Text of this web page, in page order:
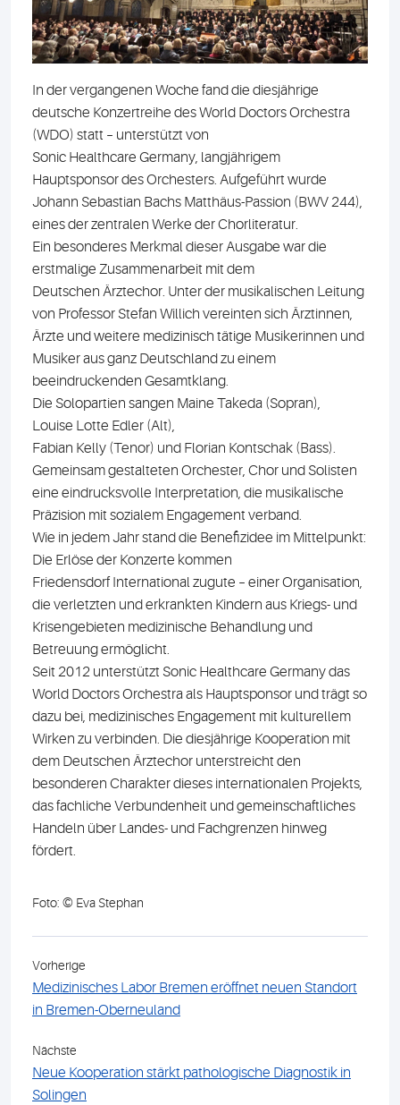
In der vergangenen Woche fand die diesjährige
deutsche Konzertreihe des World Doctors Orchestra
(WDO) statt – unterstützt von
Sonic Healthcare Germany, langjährigem
Hauptsponsor des Orchesters. Aufgeführt wurde
Johann Sebastian Bachs Matthäus-Passion (BWV 244),
eines der zentralen Werke der Chorliteratur.
Ein besonderes Merkmal dieser Ausgabe war die
erstmalige Zusammenarbeit mit dem
Deutschen Ärztechor. Unter der musikalischen Leitung
von Professor Stefan Willich vereinten sich Ärztinnen,
Ärzte und weitere medizinisch tätige Musikerinnen und
Musiker aus ganz Deutschland zu einem
beeindruckenden Gesamtklang.
Die Solopartien sangen Maine Takeda (Sopran),
Louise Lotte Edler (Alt),
Fabian Kelly (Tenor) und Florian Kontschak (Bass).
Gemeinsam gestalteten Orchester, Chor und Solisten
eine eindrucksvolle Interpretation, die musikalische
Präzision mit sozialem Engagement verband.
Wie in jedem Jahr stand die Benefizidee im Mittelpunkt:
Die Erlöse der Konzerte kommen
Friedensdorf International zugute – einer Organisation,
die verletzten und erkrankten Kindern aus Kriegs- und
Krisengebieten medizinische Behandlung und
Betreuung ermöglicht.
Seit 2012 unterstützt Sonic Healthcare Germany das
World Doctors Orchestra als Hauptsponsor und trägt so
dazu bei, medizinisches Engagement mit kulturellem
Wirken zu verbinden. Die diesjährige Kooperation mit
dem Deutschen Ärztechor unterstreicht den
besonderen Charakter dieses internationalen Projekts,
das fachliche Verbundenheit und gemeinschaftliches
Handeln über Landes- und Fachgrenzen hinweg
fördert.
Foto: © Eva Stephan
Vorherige
Medizinisches Labor Bremen eröffnet neuen Standort
in Bremen-Oberneuland
Nächste
Neue Kooperation stärkt pathologische Diagnostik in
Solingen